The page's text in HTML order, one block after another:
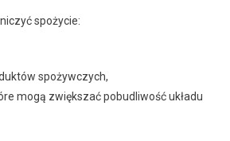
spożycie:
spożywczych,
mogą zwiększać pobudliwość układu